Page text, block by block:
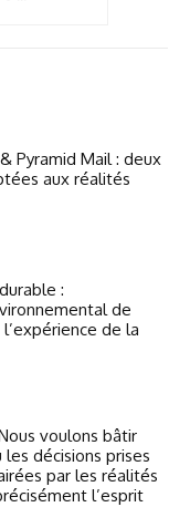
Pyramid Mail : deux
aux réalités
:
de
de la
voulons bâtir
décisions prises
par les réalités
l’esprit